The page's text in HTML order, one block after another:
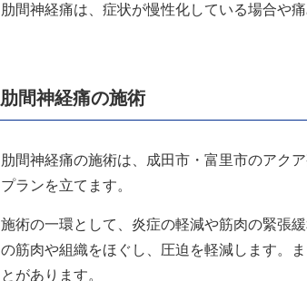
肋間神経痛は、症状が慢性化している場合や
肋間神経痛の施術
肋間神経痛の施術は、成田市・富里市のアク
プランを立てます。
施術の一環として、炎症の軽減や筋肉の緊張
の筋肉や組織をほぐし、圧迫を軽減します。
とがあります。